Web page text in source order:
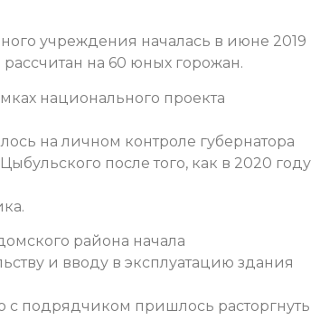
учреждения началась в июне 2019
на 60 юных горожан.
национального проекта
на личном контроле губернатора
после того, как в 2020 году
района начала
и вводу в эксплуатацию здания
с подрядчиком пришлось расторгнуть